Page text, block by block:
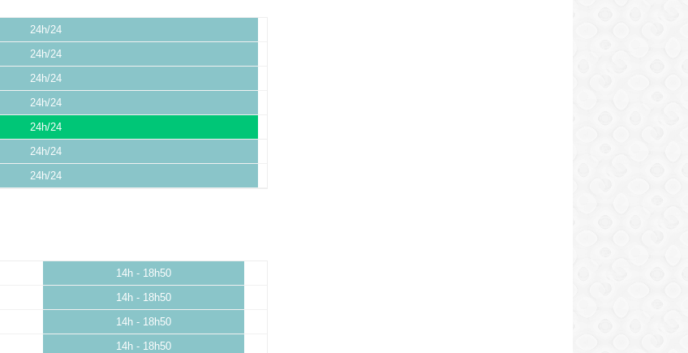
24h/24
24h/24
24h/24
24h/24
24h/24
24h/24
24h/24
14h - 18h50
14h - 18h50
14h - 18h50
14h - 18h50